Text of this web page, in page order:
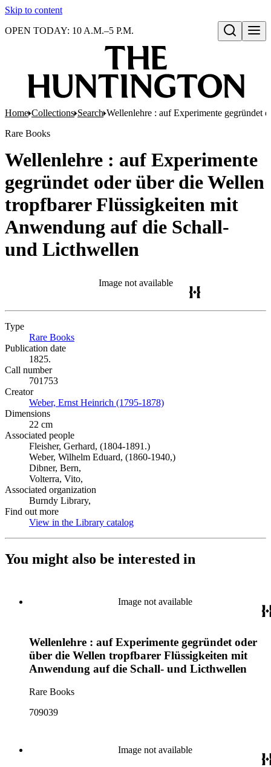
Skip to content
Open search
OPEN TODAY: 10 A.M.–5 P.M.
Home Collections Search Wellenlehre : auf Experimente gegründet
Rare Books
Wellenlehre : auf Experimente
gegründet oder über die Wellen
tropfbarer Flüssigkeiten mit
Anwendung auf die Schall-
und Licthwellen
Image not available
Type
Rare Books
Publication date
1825.
Call number
701753
Creator
Weber, Ernst Heinrich (1795-1878)
Dimensions
22 cm
Associated people
Fleisher, Gerhard, (1804-1891.)
Weber, Wilhelm Eduard, (1860-1940,)
Dibner, Bern,
Volterra, Vito,
Associated organization
Burndy Library,
Find out more
View in the Library catalog
You might also be interested in
Image not available
Wellenlehre : auf Experimente gegründet oder
über die Wellen tropfbarer Flüssigkeiten mit
Anwendung auf die Schall- und Licthwellen
Rare Books
709039
Image not available